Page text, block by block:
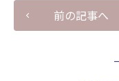
前の記事へ